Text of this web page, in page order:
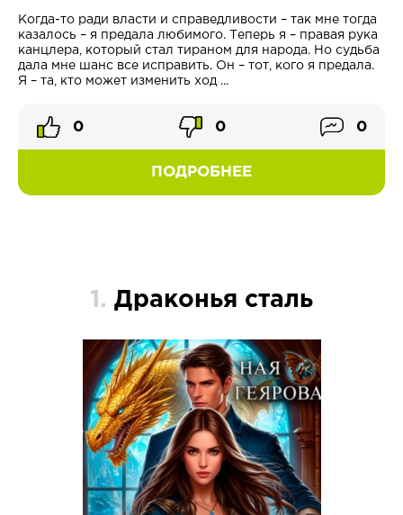
Когда-то ради власти и справедливости – так мне тогда
казалось – я предала любимого. Теперь я – правая рука
канцлера, который стал тираном для народа. Но судьба
дала мне шанс все исправить. Он – тот, кого я предала.
Я – та, кто может изменить ход ...
ПОДРОБНЕЕ
0 0 0
1. Драконья сталь